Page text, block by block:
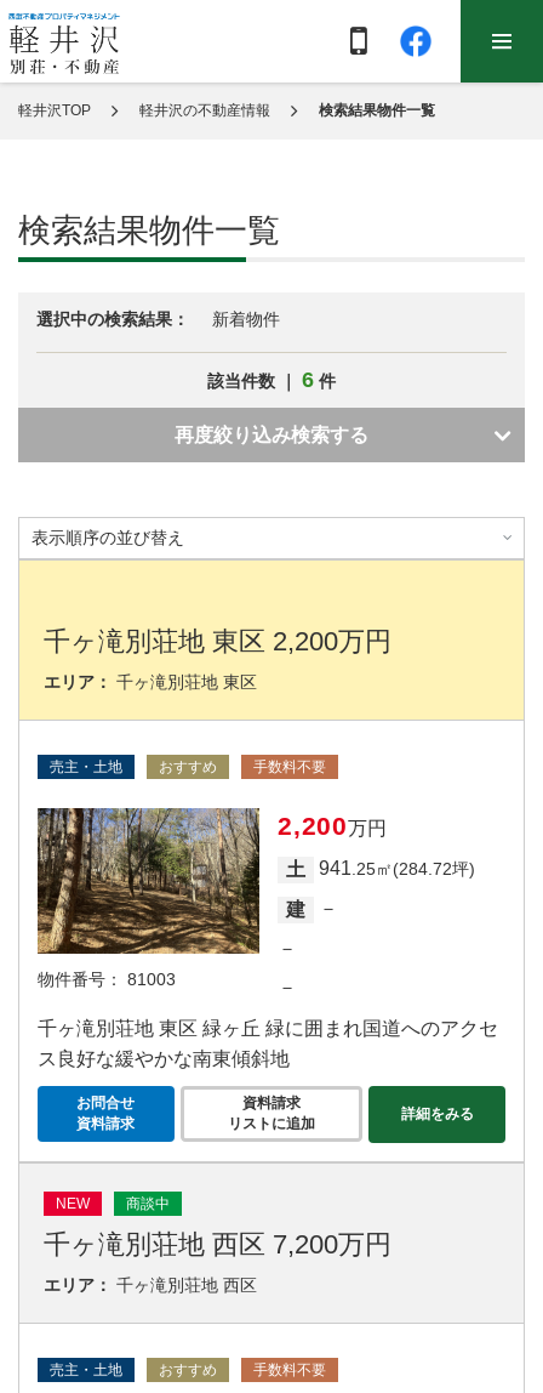
軽井沢TOP 軽井沢の不動産情報 検索結果物件一覧
検索結果物件一覧
選択中の検索結果： 新着物件
該当件数 ｜ 6 件
再度絞り込み検索する
千ヶ滝別荘地 東区 2,200万円
エリア： 千ヶ滝別荘地 東区
売主・土地 おすすめ 手数料不要
物件番号： 81003
2,200万円
土
941 .25㎡(284.72坪)
建
－
－
－
千ヶ滝別荘地 東区 緑ヶ丘 緑に囲まれ国道へのアクセ
ス良好な緩やかな南東傾斜地
お問合せ
資料請求
資料請求
リストに追加
詳細をみる
千ヶ滝別荘地 西区 7,200万円
NEW 商談中
エリア： 千ヶ滝別荘地 西区
売主・土地 おすすめ 手数料不要